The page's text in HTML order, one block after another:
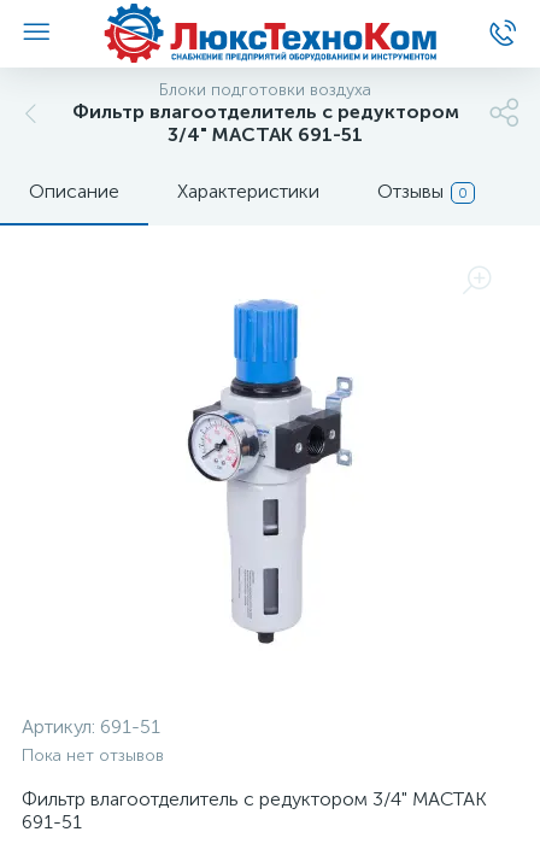
Блоки подготовки воздуха
Фильтр влагоотделитель с редуктором
3/4" МАСТАК 691-51
Описание Характеристики Отзывы 0
Артикул: 691-51
Пока нет отзывов
Фильтр влагоотделитель с редуктором 3/4" МАСТАК
691-51